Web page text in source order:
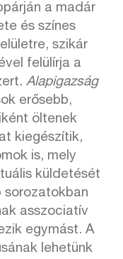
a madár
és színes
szikár
felülírja a
Alapigazság
erősebb,
öltenek
kiegészítik,
is, mely
küldetését
sorozatokban
asszociatív
egymást. A
lehetünk